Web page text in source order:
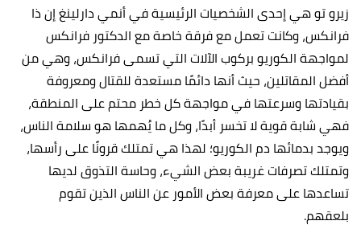
زيرو تو هي إحدى الشخصيات الرئيسية في أنمي دارلينغ إن ذا
فرانكس، وكانت تعمل مع فرقة خاصة مع الدكتور فرانكس
لمواجهة الكوريو بركوب الآلات التي تسمى فرانكس، وهي من
أفضل المقاتلين، حيث أنها دائمًا مستعدة للقتال ومعروفة
بقيادتها وسرعتها في مواجهة كل خطر محتم على المنطقة،
فهي شابة قوية لا تخسر أبدًا، وكل ما يُهمها هو سلامة الناس،
ويوجد بدمائها دم الكوريو؛ لهذا هي تمتلك قرونًا على رأسها،
وتمتلك تصرفات غريبة بعض الشيء، وحاسة التذوق لديها
تساعدها على معرفة بعض الأمور عن الناس الذين تقوم
بلعقهم.